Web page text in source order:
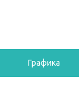
Графика